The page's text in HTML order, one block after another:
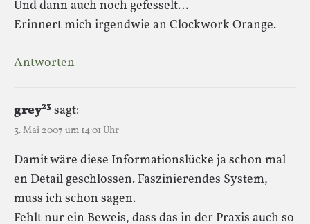
Und dann auch noch gefesselt…
Erinnert mich irgendwie an Clockwork Orange.
Antworten
grey²³sagt:
3. Mai 2007 um 14:01 Uhr
Damit wäre diese Informationslücke ja schon mal
en Detail geschlossen. Faszinierendes System,
muss ich schon sagen.
Fehlt nur ein Beweis, dass das in der Praxis auch so